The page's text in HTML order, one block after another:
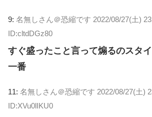
9: 名無しさん＠恐縮です 2022/08/27(土)
ID:cltdDGz80
すぐ盛ったこと言って煽るのスタ
一番
11: 名無しさん＠恐縮です 2022/08/27(土)
ID:XVu0lIKU0